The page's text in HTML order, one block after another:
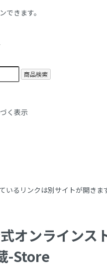
できます。
商品検索
く表示
いるリンクは別サイトが開きま